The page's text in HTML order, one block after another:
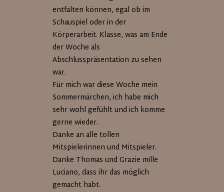
entfalten können, egal ob im
Schauspiel oder in der
Körperarbeit. Klasse, was am Ende
der Woche als
Abschlusspräsentation zu sehen
war.
Für mich war diese Woche mein
Sommermärchen, ich habe mich
sehr wohl gefühlt und ich komme
gerne wieder.
Danke an alle tollen
Mitspielerinnen und Mitspieler.
Danke Thomas und Grazie mille
Luciano, dass ihr das möglich
gemacht habt.